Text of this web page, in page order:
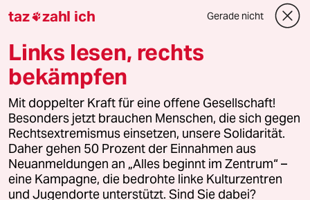
Downloads für Abonnierende
© 2026 taz Verlags und Vertriebs GmbH
Alle Rechte vorbehalten. Bei rechtlichen Fragen oder für Genehmigungen
wenden Sie sich bitte an lizenzen@taz.de
Feedback Redaktionsstatut Kommune-Richtlinien
Leitlinie Informant Datenschutz Impressum AGB
taz zahl ich Gerade nicht
Links lesen, rechts
bekämpfen
Mit doppelter Kraft für eine offene Gesellschaft!
Besonders jetzt brauchen Menschen, die sich gegen
Rechtsextremismus einsetzen, unsere Solidarität.
Daher gehen 50 Prozent der Einnahmen aus
Neuanmeldungen an „Alles beginnt im Zentrum“ –
eine Kampagne, die bedrohte linke Kulturzentren
und Jugendorte unterstützt. Sind Sie dabei?